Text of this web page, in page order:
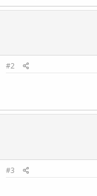
#2
#3